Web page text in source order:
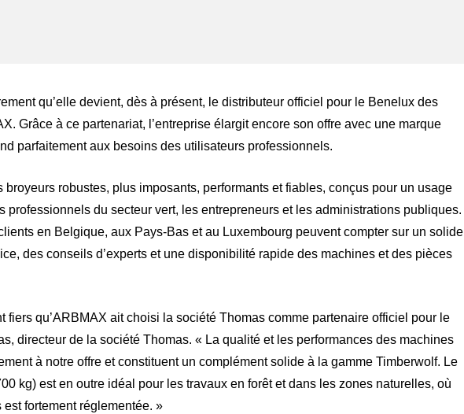
qu’elle devient, dès à présent, le distributeur officiel pour le Benelux des
Grâce à ce partenariat, l’entreprise élargit encore son offre avec une marque
parfaitement aux besoins des utilisateurs professionnels.
robustes, plus imposants, performants et fiables, conçus pour un usage
professionnels du secteur vert, les entrepreneurs et les administrations publiques.
en Belgique, aux Pays-Bas et au Luxembourg peuvent compter sur un solide
des conseils d’experts et une disponibilité rapide des machines et des pièces
fiers qu’ARBMAX ait choisi la société Thomas comme partenaire officiel pour le
directeur de la société Thomas. « La qualité et les performances des machines
à notre offre et constituent un complément solide à la gamme Timberwolf. Le
kg) est en outre idéal pour les travaux en forêt et dans les zones naturelles, où
est fortement réglementée. »